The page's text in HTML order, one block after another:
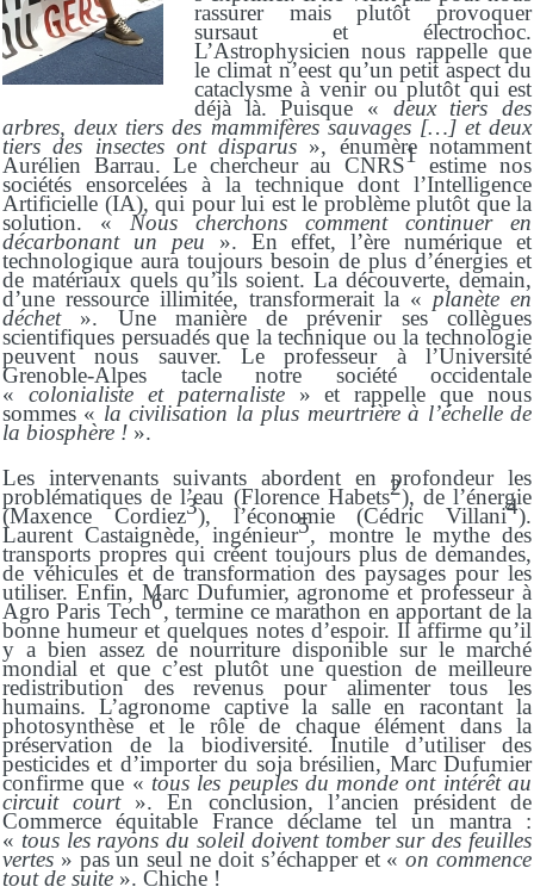
rassurer mais plutôt provoquer
sursaut et électrochoc.
L’Astrophysicien nous rappelle que
le climat n’eest qu’un petit aspect du
cataclysme à venir ou plutôt qui est
déjà là. Puisque « deux tiers des
arbres, deux tiers des mammifères sauvages […] et deux
tiers des insectes ont disparus », énumère notamment
Aurélien Barrau. Le chercheur au CNRS1 estime nos
sociétés ensorcelées à la technique dont l’Intelligence
Artificielle (IA), qui pour lui est le problème plutôt que la
solution. « Nous cherchons comment continuer en
décarbonant un peu ». En effet, l’ère numérique et
technologique aura toujours besoin de plus d’énergies et
de matériaux quels qu’ils soient. La découverte, demain,
d’une ressource illimitée, transformerait la « planète en
déchet ». Une manière de prévenir ses collègues
scientifiques persuadés que la technique ou la technologie
peuvent nous sauver. Le professeur à l’Université
Grenoble-Alpes tacle notre société occidentale
« colonialiste et paternaliste » et rappelle que nous
sommes « la civilisation la plus meurtrière à l’échelle de
la biosphère ! ».
Les intervenants suivants abordent en profondeur les
problématiques de l’eau (Florence Habets2), de l’énergie
(Maxence Cordiez3), l’économie (Cédric Villani4).
Laurent Castaignède, ingénieur5, montre le mythe des
transports propres qui créent toujours plus de demandes,
de véhicules et de transformation des paysages pour les
utiliser. Enfin, Marc Dufumier, agronome et professeur à
Agro Paris Tech6, termine ce marathon en apportant de la
bonne humeur et quelques notes d’espoir. Il affirme qu’il
y a bien assez de nourriture disponible sur le marché
mondial et que c’est plutôt une question de meilleure
redistribution des revenus pour alimenter tous les
humains. L’agronome captive la salle en racontant la
photosynthèse et le rôle de chaque élément dans la
préservation de la biodiversité. Inutile d’utiliser des
pesticides et d’importer du soja brésilien, Marc Dufumier
confirme que « tous les peuples du monde ont intérêt au
circuit court ». En conclusion, l’ancien président de
Commerce équitable France déclame tel un mantra :
« tous les rayons du soleil doivent tomber sur des feuilles
vertes » pas un seul ne doit s’échapper et «on commence
tout de suite ». Chiche !